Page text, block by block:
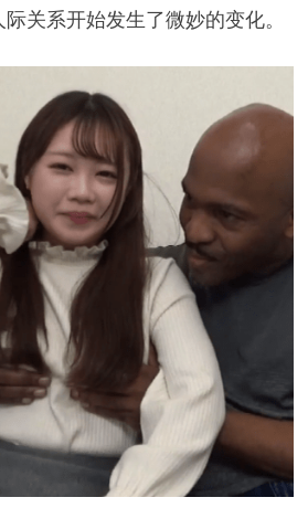
关系开始发生了微妙的变化。